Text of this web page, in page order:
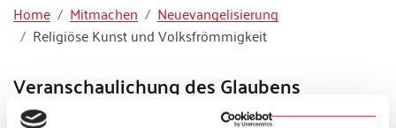
Home Mitmachen
Neuevangelisierung
Religiöse Kunst und Volksfrömmigkeit
Veranschaulichung des Glaubens
Überall dort, wo es zu einer wirklichen Begegnung mit dem